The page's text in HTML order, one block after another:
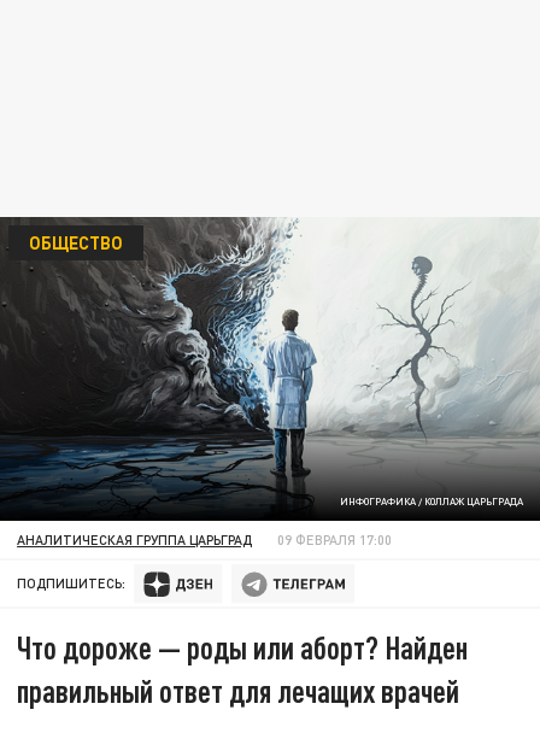
ИНФОГРАФИКА / КОЛЛАЖ ЦАРЬГРАДА
ОБЩЕСТВО
АНАЛИТИЧЕСКАЯ ГРУППА ЦАРЬГРАД 09 ФЕВРАЛЯ 17:00
ПОДПИШИТЕСЬ:
Что дороже — роды или аборт? Найден
правильный ответ для лечащих врачей